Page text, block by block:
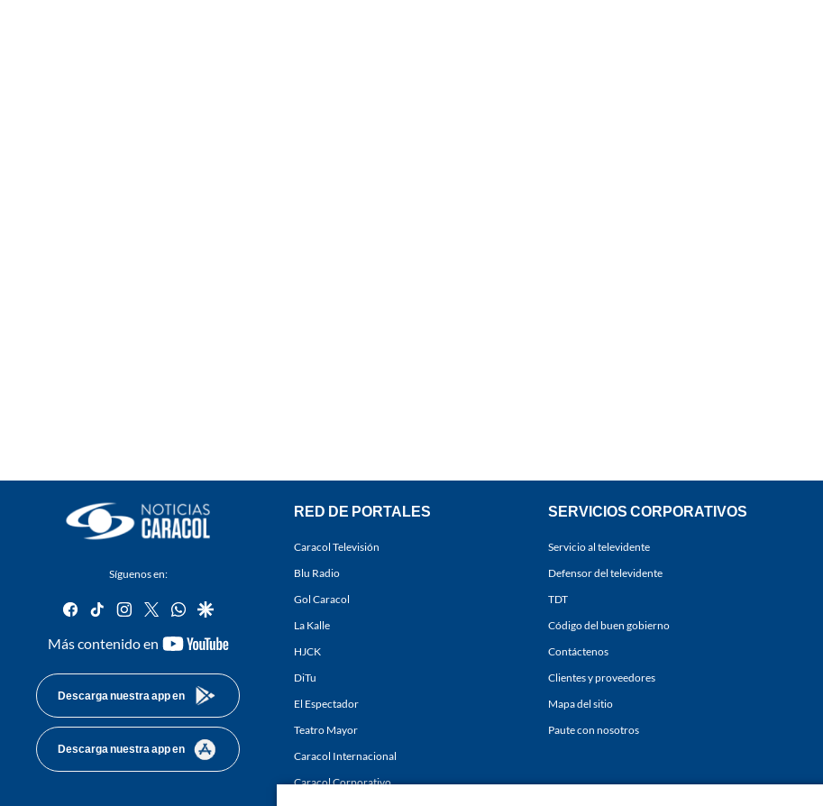
Síguenos en:
facebook
tiktok instagram
twitterwhatsapp
google
Más contenido en
youtube-
Descarga nuestra app en
Descarga nuestra app en
RED DE PORTALES
Caracol Televisión
Blu Radio
Gol Caracol
La Kalle
HJCK
DiTu
El Espectador
Teatro Mayor
Caracol Internacional
Caracol Corporativo
SERVICIOS CORPORATIVOS
Servicio al televidente
Defensor del televidente
TDT
Código del buen gobierno
Contáctenos
Clientes y proveedores
Mapa del sitio
Paute con nosotros